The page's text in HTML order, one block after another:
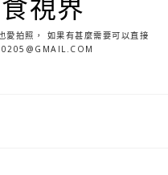
視界
愛拍照， 如果有甚麼需要可以直接